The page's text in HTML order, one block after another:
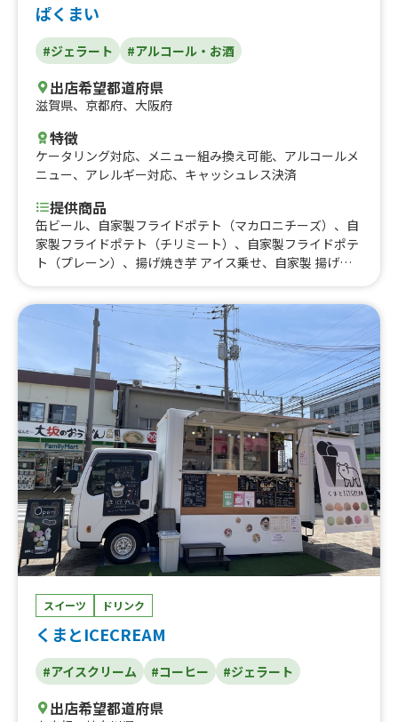
ぱくまい
#ジェラート #アルコール・お酒
出店希望都道府県
滋賀県、 京都府、 大阪府
特徴
ケータリング対応、 メニュー組み換え可能、 アルコールメ
ニュー、 アレルギー対応、 キャッシュレス決済
提供商品
缶ビール、自家製フライドポテト（マカロニチーズ）、自
家製フライドポテト（チリミート）、自家製フライドポテ
ト（プレーン）、揚げ焼き芋 アイス乗せ、自家製 揚げ焼
家製苺ドリンク各種、炭焼きアイスカフェオレ、炭焼きア
イスコーヒー、コーラ、オレンジジュース、棒棒鶏丼（自
家製ナムルを添えて）、旨辛よだれ鶏丼（自家製ナムルを
添えて）、鶏肉飯(ジーローハン)、シトラスパイン、トロ
ピカルピンクグレープフルーツ、紫陽花ドリンク各種、フ
ライドポテト、こだわり酒場のレモンサワー、さつまいも
ミニドーナツ、手作りフライドポテト各種、さつまいもチ
ップス、自家製さつまいもフライ、オリジナルフロート、
桜レモンスカッシュ、桜レモネード、メロンパンハニーチ
ーズ、スモアバター焼き芋、焼き芋ハニーバター、焼き芋
ハニーチーズ、焼き芋ブリュレ、焼き芋とアイス、オーブ
ン焼き芋、超本格！ふわふわかき氷各種、角ハイボール、
こだわりソースの特盛贅沢かき氷、ハンドドリップコーヒ
ー、天然腸あらびきソーセージ、メロンパンチーズ、スモ
アメロンパン、あんバターメロンパン、メロンパンアイス
スイーツ ドリンク
くまとICECREAM
#アイスクリーム #コーヒー #ジェラート
出店希望都道府県